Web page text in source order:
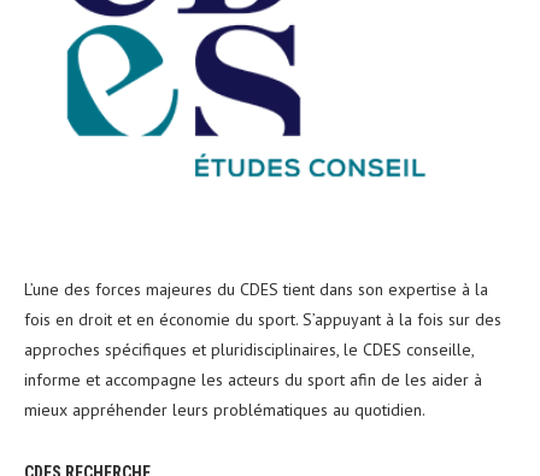
L’une des forces majeures du CDES tient dans son expertise à la
fois en droit et en économie du sport. S’appuyant à la fois sur des
approches spécifiques et pluridisciplinaires, le CDES conseille,
informe et accompagne les acteurs du sport afin de les aider à
mieux appréhender leurs problématiques au quotidien.
CDES RECHERCHE